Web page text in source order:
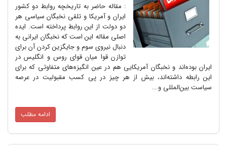
: مقاله حاضر به تاریخچه روابط دو کشور
ایران و آمریکا و تلقی نخبگان سیاسی هر
دو دولت از این روابط پرداخته است. ایده
اصلی مقاله این است که نخبگان ایرانی به
دنبال نیروی سوم و جایگزین کردن آن برای
توازن قوا میان قوای روس و انگلیس در
ایران بوده‌اند و نخبگان آمریکایی هم در عین انگیزه‌های متفاوتی که برای
این رابطه داشته‌اند، بیش از هر چیز در پی کسب مقبولیت در عرصه
سیاست بین‌المللی و...
ادامه مطلب